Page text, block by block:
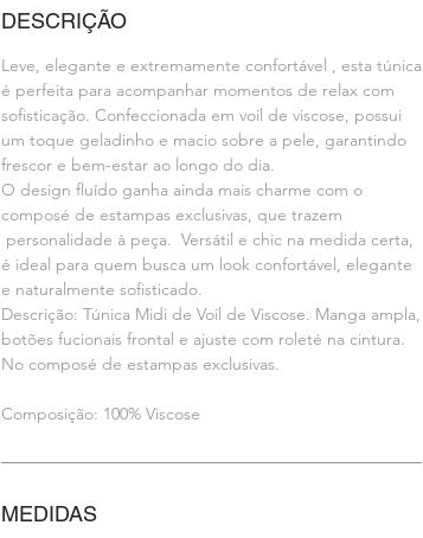
DESCRIÇÃO
Leve, elegante e extremamente confortável , esta túnica
é perfeita para acompanhar momentos de relax com
sofisticação. Confeccionada em voil de viscose, possui
um toque geladinho e macio sobre a pele, garantindo
frescor e bem-estar ao longo do dia.
O design fluído ganha ainda mais charme com o
composé de estampas exclusivas, que trazem
personalidade à peça. Versátil e chic na medida certa,
é ideal para quem busca um look confortável, elegante
e naturalmente sofisticado.
Descrição: Túnica Midi de Voil de Viscose. Manga ampla,
botões fucionais frontal e ajuste com roleté na cintura.
No composé de estampas exclusivas.
Composição: 100% Viscose
MEDIDAS